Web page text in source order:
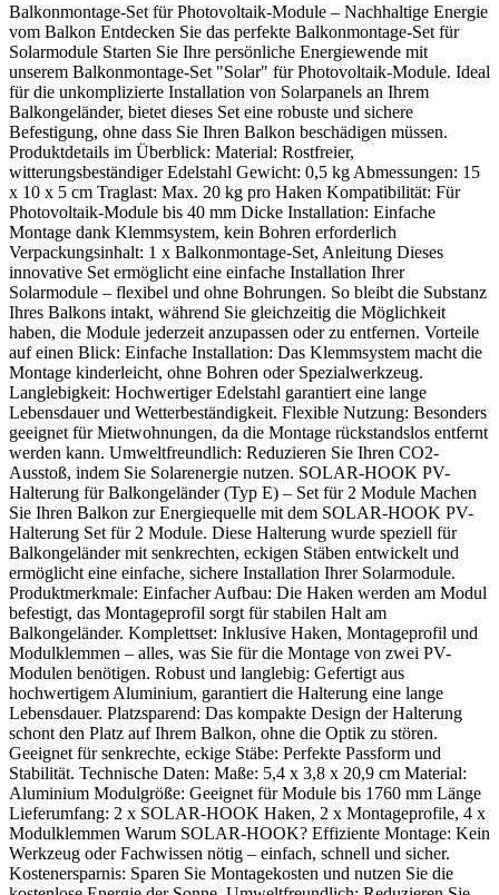
Balkonmontage-Set für Photovoltaik-Module – Nachhaltige Energie
vom Balkon Entdecken Sie das perfekte Balkonmontage-Set für
Solarmodule Starten Sie Ihre persönliche Energiewende mit
unserem Balkonmontage-Set "Solar" für Photovoltaik-Module. Ideal
für die unkomplizierte Installation von Solarpanels an Ihrem
Balkongeländer, bietet dieses Set eine robuste und sichere
Befestigung, ohne dass Sie Ihren Balkon beschädigen müssen.
Produktdetails im Überblick: Material: Rostfreier,
witterungsbeständiger Edelstahl Gewicht: 0,5 kg Abmessungen: 15
x 10 x 5 cm Traglast: Max. 20 kg pro Haken Kompatibilität: Für
Photovoltaik-Module bis 40 mm Dicke Installation: Einfache
Montage dank Klemmsystem, kein Bohren erforderlich
Verpackungsinhalt: 1 x Balkonmontage-Set, Anleitung Dieses
innovative Set ermöglicht eine einfache Installation Ihrer
Solarmodule – flexibel und ohne Bohrungen. So bleibt die Substanz
Ihres Balkons intakt, während Sie gleichzeitig die Möglichkeit
haben, die Module jederzeit anzupassen oder zu entfernen. Vorteile
auf einen Blick: Einfache Installation: Das Klemmsystem macht die
Montage kinderleicht, ohne Bohren oder Spezialwerkzeug.
Langlebigkeit: Hochwertiger Edelstahl garantiert eine lange
Lebensdauer und Wetterbeständigkeit. Flexible Nutzung: Besonders
geeignet für Mietwohnungen, da die Montage rückstandslos entfernt
werden kann. Umweltfreundlich: Reduzieren Sie Ihren CO2-
Ausstoß, indem Sie Solarenergie nutzen. SOLAR-HOOK PV-
Halterung für Balkongeländer (Typ E) – Set für 2 Module Machen
Sie Ihren Balkon zur Energiequelle mit dem SOLAR-HOOK PV-
Halterung Set für 2 Module. Diese Halterung wurde speziell für
Balkongeländer mit senkrechten, eckigen Stäben entwickelt und
ermöglicht eine einfache, sichere Installation Ihrer Solarmodule.
Produktmerkmale: Einfacher Aufbau: Die Haken werden am Modul
befestigt, das Montageprofil sorgt für stabilen Halt am
Balkongeländer. Komplettset: Inklusive Haken, Montageprofil und
Modulklemmen – alles, was Sie für die Montage von zwei PV-
Modulen benötigen. Robust und langlebig: Gefertigt aus
hochwertigem Aluminium, garantiert die Halterung eine lange
Lebensdauer. Platzsparend: Das kompakte Design der Halterung
schont den Platz auf Ihrem Balkon, ohne die Optik zu stören.
Geeignet für senkrechte, eckige Stäbe: Perfekte Passform und
Stabilität. Technische Daten: Maße: 5,4 x 3,8 x 20,9 cm Material:
Aluminium Modulgröße: Geeignet für Module bis 1760 mm Länge
Lieferumfang: 2 x SOLAR-HOOK Haken, 2 x Montageprofile, 4 x
Modulklemmen Warum SOLAR-HOOK? Effiziente Montage: Kein
Werkzeug oder Fachwissen nötig – einfach, schnell und sicher.
Kostenersparnis: Sparen Sie Montagekosten und nutzen Sie die